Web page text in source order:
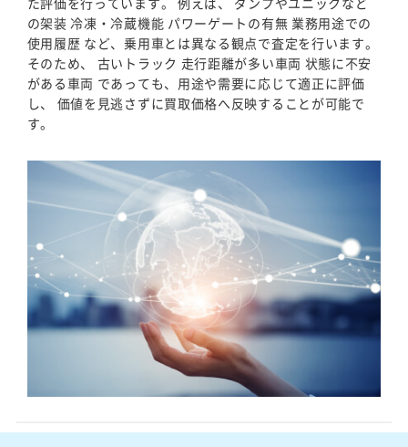
の架装 冷凍・冷蔵機能 パワーゲートの有無 業務用途での
使用履歴 など、乗用車とは異なる観点で査定を行います。
そのため、 古いトラック 走行距離が多い車両 状態に不安
がある車両 であっても、用途や需要に応じて適正に評価
し、 価値を見逃さずに買取価格へ反映することが可能で
す。